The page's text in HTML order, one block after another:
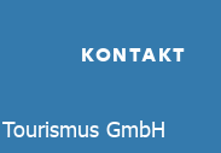
KONTAKT
GmbH